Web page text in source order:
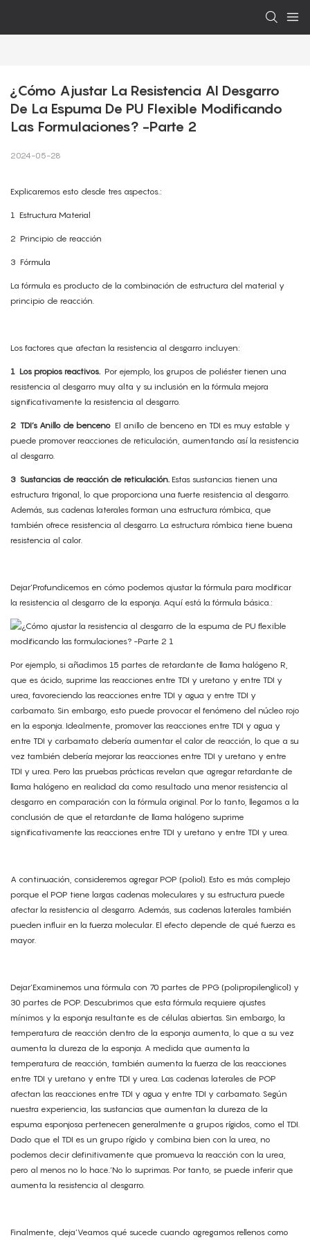
¿Cómo Ajustar La Resistencia Al Desgarro
De La Espuma De PU Flexible Modificando
Las Formulaciones? -Parte 2
2024-05-28
Explicaremos esto desde tres aspectos.:
1 Estructura Material
2 Principio de reacción
3 Fórmula
La fórmula es producto de la combinación de estructura del material y
principio de reacción.
Los factores que afectan la resistencia al desgarro incluyen:
1 Los propios reactivos. Por ejemplo, los grupos de poliéster tienen una
resistencia al desgarro muy alta y su inclusión en la fórmula mejora
significativamente la resistencia al desgarro.
2 TDI’s Anillo de benceno El anillo de benceno en TDI es muy estable y
puede promover reacciones de reticulación, aumentando así la resistencia
al desgarro.
3 Sustancias de reacción de reticulación. Estas sustancias tienen una
estructura trigonal, lo que proporciona una fuerte resistencia al desgarro.
Además, sus cadenas laterales forman una estructura rómbica, que
también ofrece resistencia al desgarro. La estructura rómbica tiene buena
resistencia al calor.
Dejar’Profundicemos en cómo podemos ajustar la fórmula para modificar
la resistencia al desgarro de la esponja. Aquí está la fórmula básica.:
Por ejemplo, si añadimos 15 partes de retardante de llama halógeno R,
que es ácido, suprime las reacciones entre TDI y uretano y entre TDI y
urea, favoreciendo las reacciones entre TDI y agua y entre TDI y
carbamato. Sin embargo, esto puede provocar el fenómeno del núcleo rojo
en la esponja. Idealmente, promover las reacciones entre TDI y agua y
entre TDI y carbamato debería aumentar el calor de reacción, lo que a su
vez también debería mejorar las reacciones entre TDI y uretano y entre
TDI y urea. Pero las pruebas prácticas revelan que agregar retardante de
llama halógeno en realidad da como resultado una menor resistencia al
desgarro en comparación con la fórmula original. Por lo tanto, llegamos a la
conclusión de que el retardante de llama halógeno suprime
significativamente las reacciones entre TDI y uretano y entre TDI y urea.
A continuación, consideremos agregar POP (poliol). Esto es más complejo
porque el POP tiene largas cadenas moleculares y su estructura puede
afectar la resistencia al desgarro. Además, sus cadenas laterales también
pueden influir en la fuerza molecular. El efecto depende de qué fuerza es
mayor.
Dejar’Examinemos una fórmula con 70 partes de PPG (polipropilenglicol) y
30 partes de POP. Descubrimos que esta fórmula requiere ajustes
mínimos y la esponja resultante es de células abiertas. Sin embargo, la
temperatura de reacción dentro de la esponja aumenta, lo que a su vez
aumenta la dureza de la esponja. A medida que aumenta la
temperatura de reacción, también aumenta la fuerza de las reacciones
entre TDI y uretano y entre TDI y urea. Las cadenas laterales de POP
afectan las reacciones entre TDI y agua y entre TDI y carbamato. Según
nuestra experiencia, las sustancias que aumentan la dureza de la
espuma esponjosa pertenecen generalmente a grupos rígidos, como el TDI.
Dado que el TDI es un grupo rígido y combina bien con la urea, no
podemos decir definitivamente que promueva la reacción con la urea,
pero al menos no lo hace.’No lo suprimas. Por tanto, se puede inferir que
aumenta la resistencia al desgarro.
Finalmente, deja’Veamos qué sucede cuando agregamos rellenos como